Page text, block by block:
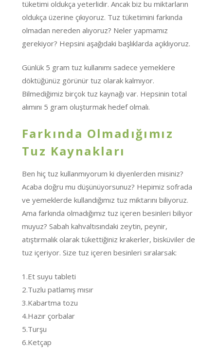
tüketimi oldukça yeterlidir. Ancak biz bu miktarların
oldukça üzerine çıkıyoruz. Tuz tüketimini farkında
olmadan nereden alıyoruz? Neler yapmamız
gerekiyor? Hepsini aşağıdaki başlıklarda açıklıyoruz.
Günlük 5 gram tuz kullanımı sadece yemeklere
döktüğünüz görünür tuz olarak kalmıyor.
Bilmediğimiz birçok tuz kaynağı var. Hepsinin total
alımını 5 gram oluşturmak hedef olmalı.
Farkında Olmadığımız
Tuz Kaynakları
Ben hiç tuz kullanmıyorum ki diyenlerden misiniz?
Acaba doğru mu düşünüyorsunuz? Hepimiz sofrada
ve yemeklerde kullandığımız tuz miktarını biliyoruz.
Ama farkında olmadığımız tuz içeren besinleri biliyor
muyuz? Sabah kahvaltısındaki zeytin, peynir,
atıştırmalık olarak tükettiğiniz krakerler, bisküviler de
tuz içeriyor. Size tuz içeren besinleri sıralarsak:
1.Et suyu tableti
2.Tuzlu patlamış mısır
3.Kabartma tozu
4.Hazır çorbalar
5.Turşu
6.Ketçap